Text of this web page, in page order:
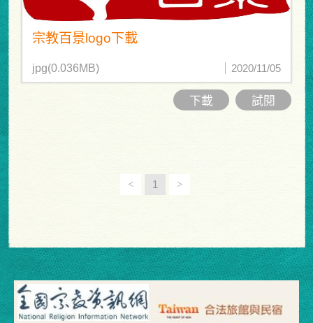
宗教百景logo下載
jpg(0.036MB) 2020/11/05
下載 試閱
< 1 >